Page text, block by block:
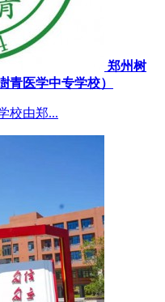
郑州树
青医学中专学校）
校由郑...